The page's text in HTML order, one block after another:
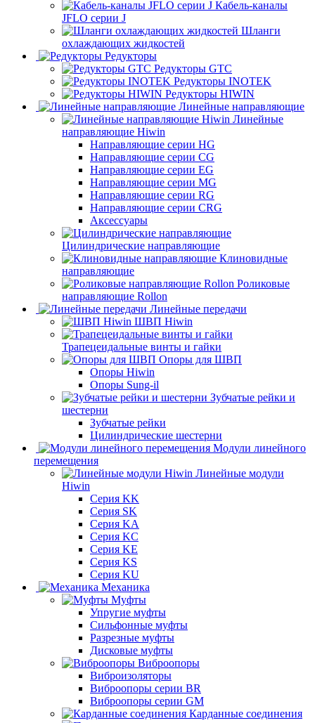
Кабель-каналы
JFLO серии J
Шланги
охлаждающих жидкостей
Редукторы
Редукторы GTC
Редукторы INOTEK
Редукторы HIWIN
Линейные направляющие
Линейные
направляющие Hiwin
Направляющие серии HG
Направляющие серии CG
Направляющие серии EG
Направляющие серии MG
Направляющие серии RG
Направляющие серии CRG
Аксессуары
Цилиндрические направляющие
Клиновидные
направляющие
Роликовые
направляющие Rollon
Линейные передачи
ШВП Hiwin
Трапецеидальные винты и гайки
Опоры для ШВП
Опоры Hiwin
Опоры Sung-il
Зубчатые рейки и
шестерни
Зубчатые рейки
Цилиндрические шестерни
Модули линейного
перемещения
Линейные модули
Hiwin
Серия KK
Серия SK
Серия KA
Серия KC
Серия KE
Серия KS
Серия KU
Механика
Муфты
Упругие муфты
Сильфонные муфты
Разрезные муфты
Дисковые муфты
Виброопоры
Виброизоляторы
Виброопоры серии BR
Виброопоры серии GM
Карданные соединения